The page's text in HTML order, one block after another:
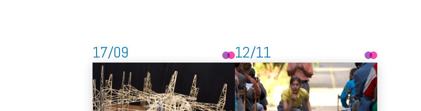
17/09 12/11